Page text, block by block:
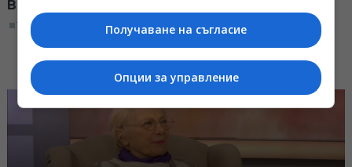
Васил Драганов в "Извън играта"
18:00, 12.02.2023 Получаване на съгласие
Опции за управление